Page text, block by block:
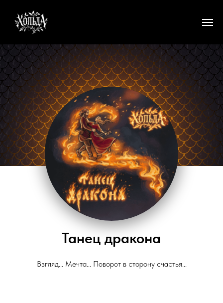
Танец дракона
Взгляд... Мечта... Поворот в сторону счастья...